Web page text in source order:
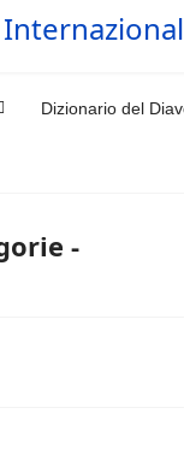
Dizionario del
-